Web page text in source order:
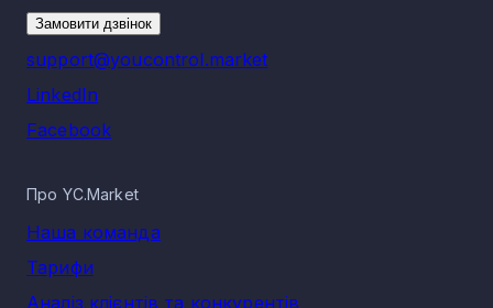
Замовити дзвінок
support@youcontrol.market
LinkedIn
Facebook
Про YC.Market
Наша команда
Тарифи
Аналіз клієнтів та конкурентів